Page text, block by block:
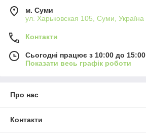
м. Суми
ул. Харьковская 105, Суми, Україна
Контакти
Сьогодні працює з 10:00 до 15:00
Показати весь графік роботи
Про нас
Контакти